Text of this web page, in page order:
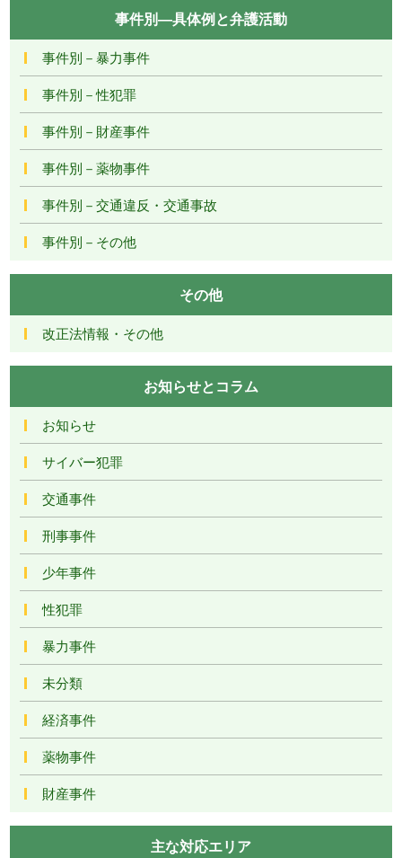
事件別―具体例と弁護活動
事件別－暴力事件
事件別－性犯罪
事件別－財産事件
事件別－薬物事件
事件別－交通違反・交通事故
事件別－その他
その他
改正法情報・その他
お知らせとコラム
お知らせ
サイバー犯罪
交通事件
刑事事件
少年事件
性犯罪
暴力事件
未分類
経済事件
薬物事件
財産事件
主な対応エリア